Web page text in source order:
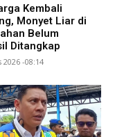
Kembali
Monyet Liar di
Belum
Ditangkap
2026 -08:14